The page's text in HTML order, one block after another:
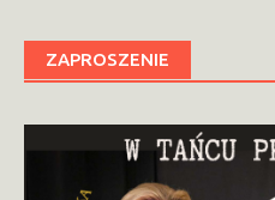
ZAPROSZENIE